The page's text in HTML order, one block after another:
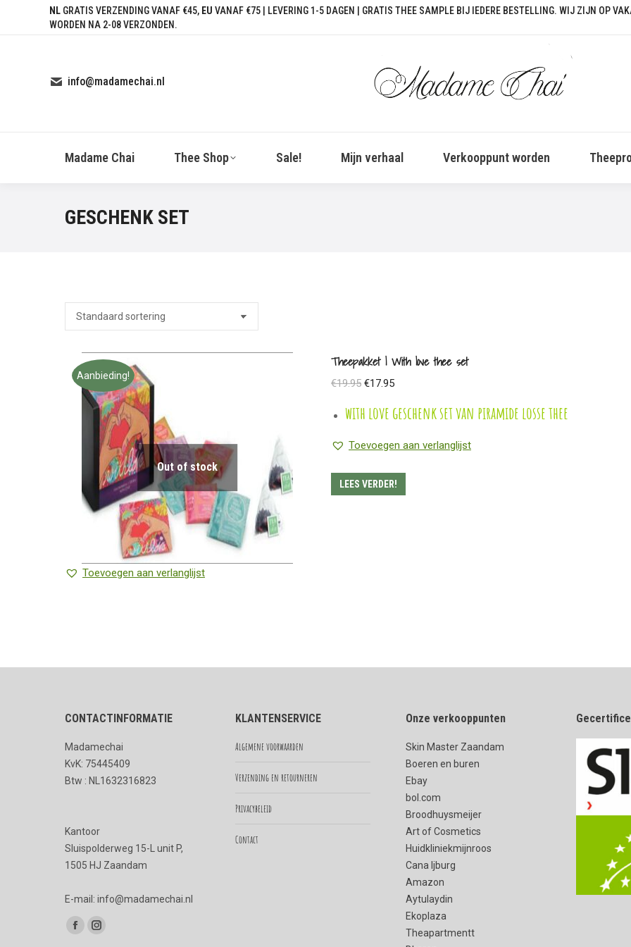
NL GRATIS VERZENDING VANAF €45, EU VANAF €75 | LEVERING 1-5 DAGEN | GRATIS THEE SAMPLE BIJ IEDERE BESTELLING. WIJ ZIJN OP
WORDEN NA 2-08 VERZONDEN.
info@madamechai.nl
Madame Chai Thee Shop Sale! Mijn verhaal Verkooppunt worden
GESCHENK SET
Aanbieding!
Out of stock
Toevoegen aan verlanglijst
Theepakket | With love thee set
€19.95 Oorspronkelijke
was:
€17.95Huidige
is:
with love geschenk set van piramide losse thee
Toevoegen aan verlanglijst
LEES VERDER!
CONTACTINFORMATIE
Madamechai
KvK: 75445409
Btw : NL1632316823
Kantoor
Sluispolderweg 15-L unit P,
1505 HJ Zaandam
E-mail: info@madamechai.nl
Vind ons op:
FacebookInstagram
KLANTENSERVICE
Algemene voorwaarden
Verzending en retourneren
Privacybeleid
Contact
Onze verkooppunten
Skin Master Zaandam
Boeren en buren
Ebay
bol.com
Broodhuysmeijer
Art of Cosmetics
Huidkliniekmijnroos
Cana Ijburg
Amazon
Aytulaydin
Ekoplaza
Theapartmentt